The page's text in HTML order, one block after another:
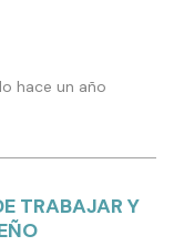
hace un año
TRABAJAR Y